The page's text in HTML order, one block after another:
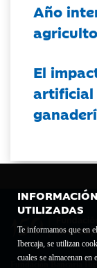
UTILIZADAS
Te informamos que en
Ibercaja, se utilizan
cuales se almacenan
Año
El
artificial
Fundación Bancaria